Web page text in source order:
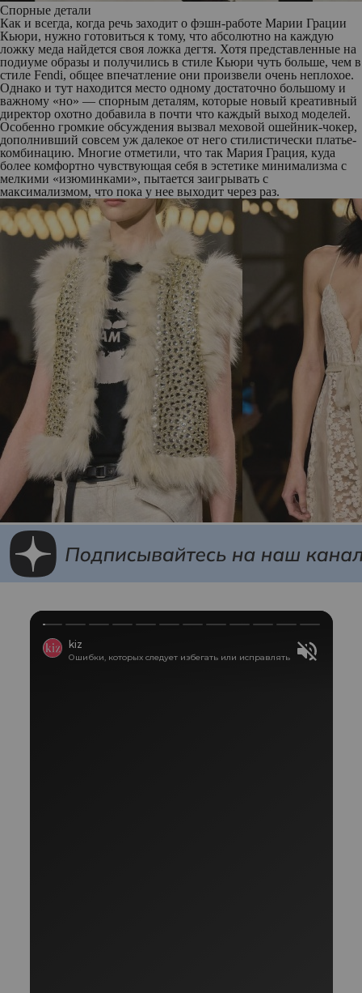
Спорные детали
Как и всегда, когда речь заходит о фэшн-работе Марии Грации
Кьюри, нужно готовиться к тому, что абсолютно на каждую
ложку меда найдется своя ложка дегтя. Хотя представленные на
подиуме образы и получились в стиле Кьюри чуть больше, чем в
стиле Fendi, общее впечатление они произвели очень неплохое.
Однако и тут находится место одному достаточно большому и
важному «но» — спорным деталям, которые новый креативный
директор охотно добавила в почти что каждый выход моделей.
Особенно громкие обсуждения вызвал меховой ошейник-чокер,
дополнивший совсем уж далекое от него стилистически платье-
комбинацию. Многие отметили, что так Мария Грация, куда
более комфортно чувствующая себя в эстетике минимализма с
мелкими «изюминками», пытается заигрывать с
максимализмом, что пока у нее выходит через раз.